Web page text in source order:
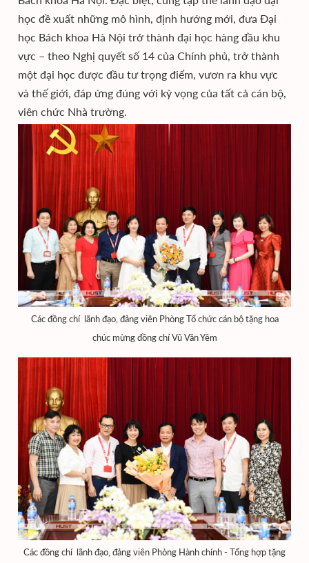
học đề xuất những mô hình, định hướng mới, đưa Đại
học Bách khoa Hà Nội trở thành đại học hàng đầu khu
vực – theo Nghị quyết số 14 của Chính phủ, trở thành
một đại học được đầu tư trọng điểm, vươn ra khu vực
và thế giới, đáp ứng đúng với kỳ vọng của tất cả cán bộ,
viên chức Nhà trường.
Các đồng chí lãnh đạo, đảng viên Phòng Tổ chức cán bộ tặng hoa
chúc mừng đồng chí Vũ Văn Yêm
Các đồng chí lãnh đạo, đảng viên Phòng Hành chính - Tổng hợp tặng